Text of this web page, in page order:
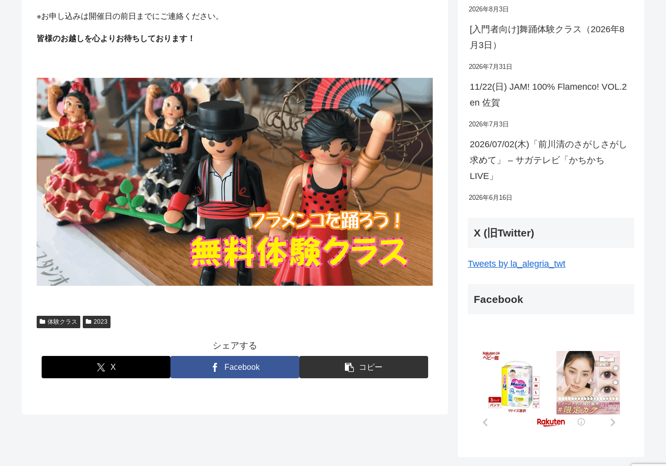
※お申し込みは開催日の前日までにご連絡ください。
皆様のお越しを心よりお待ちしております！
体験クラス 2023
シェアする
X Facebook コピー
2026年8月3日
[入門者向け]舞踊体験クラス（2026年8
月3日）
2026年7月31日
11/22(日) JAM! 100% Flamenco! VOL.2
en 佐賀
2026年7月3日
2026/07/02(木)「前川清のさがしさがし
求めて」 – サガテレビ「かちかち
LIVE」
2026年6月16日
X (旧Twitter)
Tweets by la_alegria_twt
Facebook